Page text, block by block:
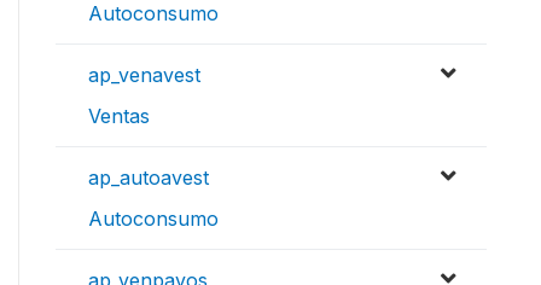
Autoconsumo
ap_venavest
Ventas
ap_autoavest
Autoconsumo